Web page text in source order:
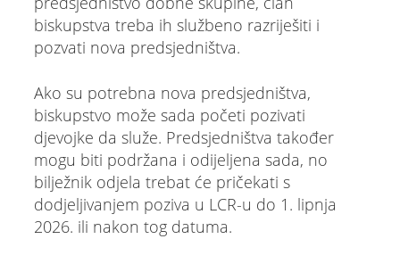
biskupstva treba ih službeno razriješiti i
pozvati nova predsjedništva.
Ako su potrebna nova predsjedništva,
biskupstvo može sada početi pozivati
djevojke da služe. Predsjedništva također
mogu biti podržana i odijeljena sada, no
bilježnik odjela trebat će pričekati s
dodjeljivanjem poziva u LCR-u do 1. lipnja
2026. ili nakon tog datuma.